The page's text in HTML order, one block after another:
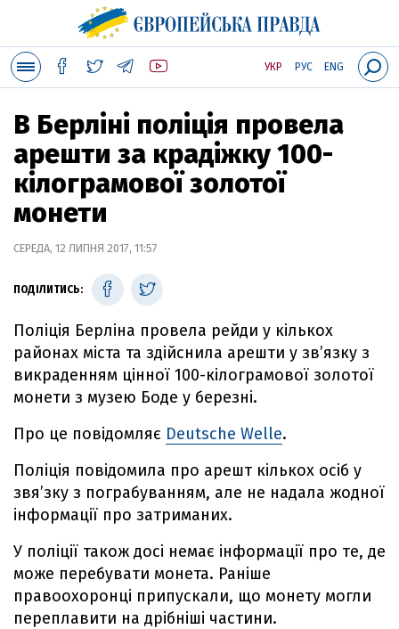
УКР РУС ENG
В Берліні поліція провела
арешти за крадіжку 100-
кілограмової золотої
монети
СЕРЕДА, 12 ЛИПНЯ 2017, 11:57
ПОДІЛИТИСЬ:
Поліція Берліна провела рейди у кількох
районах міста та здійснила арешти у зв’язку з
викраденням цінної 100-кілограмової золотої
монети з музею Боде у березні.
Про це повідомляє Deutsche Welle.
Поліція повідомила про арешт кількох осіб у
звя’зку з пограбуванням, але не надала жодної
інформації про затриманих.
У поліції також досі немає інформації про те, де
може перебувати монета. Раніше
правоохоронці припускали, що монету могли
переплавити на дрібніші частини.